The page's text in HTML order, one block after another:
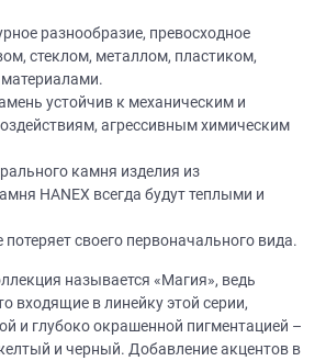
разнообразие, превосходное
стеклом, металлом, пластиком,
устойчив к механическим и
агрессивным химическим
камня изделия из
НANEХ всегда будут теплыми и
потеряет своего первоначального вида.
называется «Магия», ведь
входящие в линейку этой серии,
и глубоко окрашенной пигментацией –
и черный. Добавление акцентов в